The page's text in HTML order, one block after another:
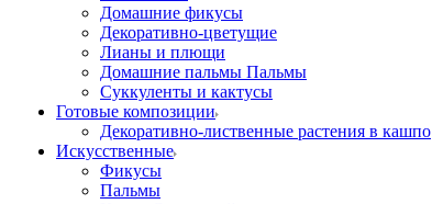
Домашние фикусы
Декоративно-цветущие
Лианы и плющи
Домашние пальмы Пальмы
Суккуленты и кактусы
Готовые композиции
Декоративно-лиственные растения в кашпо
Искусственные
Фикусы
Пальмы